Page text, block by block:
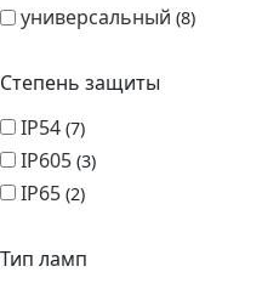
универсальный 8
Степень защиты
IP54 7
IP605 3
IP65 2
Тип ламп